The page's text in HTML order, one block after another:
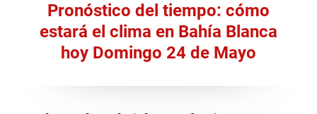
Pronóstico del tiempo: cómo
estará el clima en Bahía Blanca
hoy Domingo 24 de Mayo